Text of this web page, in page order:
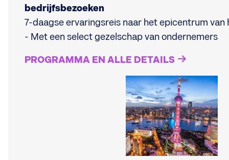
bedrijfsbezoeken
7-daagse ervaringsreis naar het epicentrum van
- Met een select gezelschap van ondernemers
PROGRAMMA EN ALLE DETAILS